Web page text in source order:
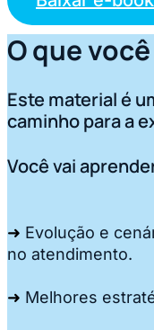
O que
Este material é
caminho para a
Você vai
➜ Evolução e
no atendimento.
➜ Melhores